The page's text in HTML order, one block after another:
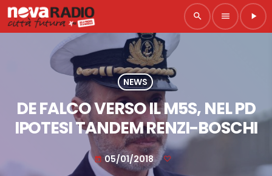
search menu play_arrow
NEWS
DE FALCO VERSO IL M5S, NEL PD
IPOTESI TANDEM RENZI-BOSCHI
today 05/01/2018